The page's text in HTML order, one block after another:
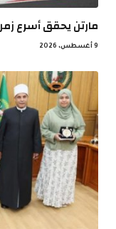
مارتن يحقق أسرع
9 أغسطس، 2026